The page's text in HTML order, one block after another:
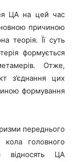
ЦА на цей час
причиною
теорія. Її суть
формується
Отже,
з’єднання цих
формування
переднього
кола головного
відносять ЦА